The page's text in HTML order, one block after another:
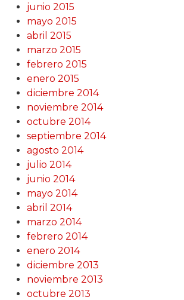
junio 2015
mayo 2015
abril 2015
marzo 2015
febrero 2015
enero 2015
diciembre 2014
noviembre 2014
octubre 2014
septiembre 2014
agosto 2014
julio 2014
junio 2014
mayo 2014
abril 2014
marzo 2014
febrero 2014
enero 2014
diciembre 2013
noviembre 2013
octubre 2013